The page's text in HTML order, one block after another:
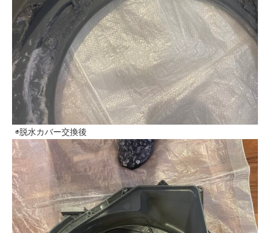
◉脱水カバー交換後